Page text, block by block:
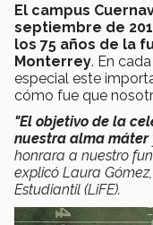
El campus
septiembre de
los 75 años de la
Monterrey. En
especial este
cómo fue que
"El objetivo de la
nuestra alma máter
honrara a nuestro
explicó Laura
Estudiantil (LiFE).